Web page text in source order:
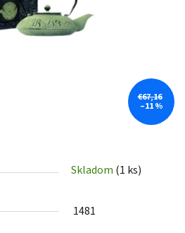
Skladom (1 ks)
1481
€67,16
–11 %